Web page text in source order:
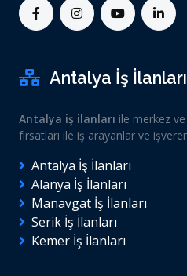
Antalya İş İlanları
Antalya iş ilanları ile merkez
fırsatları ile iş arayanlar ve
Antalya İş İlanları
Alanya İş İlanları
Manavgat İş İlanları
Serik İş İlanları
Kemer İş İlanları